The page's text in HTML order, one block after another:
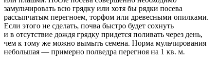
замульчировать всю грядку или хотя бы рядки посева
рассыпчатым перегноем, торфом или древесными опилками.
Если этого не сделать, почва быстро будет сохнуть
и в отсутствие дождя грядку придется поливать через день,
чем к тому же можно вымыть семена. Норма мульчирования
небольшая — примерно полведра перегноя на 1 кв. м.